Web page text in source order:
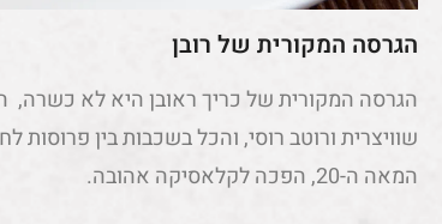
הגרסה המקורית של רובן
הגרסה המקורית של כריך ראובן היא לא כשרה,
שוויצרית ורוטב רוסי, והכל בשכבות בין
המאה ה-20, הפכה לקלאסיקה אהובה.